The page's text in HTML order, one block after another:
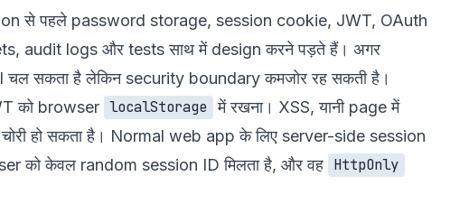
से पहले password storage, session cookie, JWT, OAuth
audit logs और tests साथ में design करने पड़ते हैं। अगर
चल सकता है लेकिन security boundary कमजोर रह सकती है।
को browser localStorage में रखना। XSS, यानी page में
हो सकता है। Normal web app के लिए server-side session
को केवल random session ID मिलता है, और वह HttpOnly